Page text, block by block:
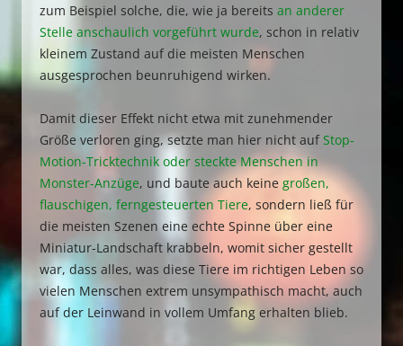
zum Beispiel solche, die, wie ja bereits an anderer
Stelle anschaulich vorgeführt wurde, schon in relativ
kleinem Zustand auf die meisten Menschen
ausgesprochen beunruhigend wirken.
Damit dieser Effekt nicht etwa mit zunehmender
Größe verloren ging, setzte man hier nicht auf Stop-
Motion-Tricktechnik oder steckte Menschen in
Monster-Anzüge, und baute auch keine großen,
flauschigen, ferngesteuerten Tiere, sondern ließ für
die meisten Szenen eine echte Spinne über eine
Miniatur-Landschaft krabbeln, womit sicher gestellt
war, dass alles, was diese Tiere im richtigen Leben so
vielen Menschen extrem unsympathisch macht, auch
auf der Leinwand in vollem Umfang erhalten blieb.